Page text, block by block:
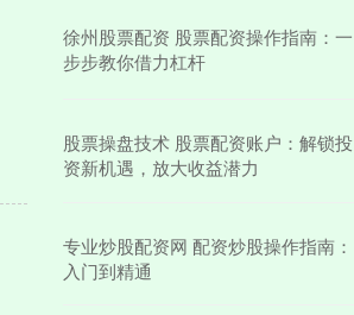
徐州股票配资 股票配资操作指南：一
步步教你借力杠杆
股票操盘技术 股票配资账户：解锁投
资新机遇，放大收益潜力
专业炒股配资网 配资炒股操作指南：
入门到精通